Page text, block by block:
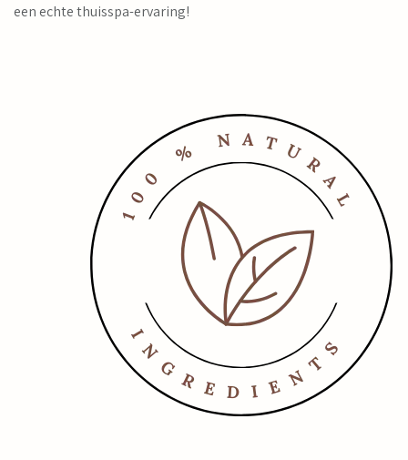
een echte thuisspa-ervaring!